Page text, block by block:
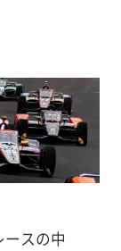
スの中